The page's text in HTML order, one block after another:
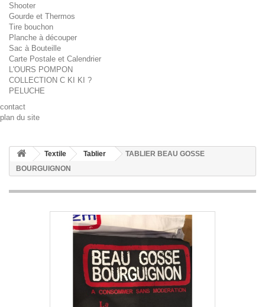
Shooter
Gourde et Thermos
Tire bouchon
Planche à découper
Sac à Bouteille
Carte Postale et Calendrier
L'OURS POMPON
COLLECTION C KI KI ?
PELUCHE
contact
plan du site
Textile Tablier
TABLIER BEAU GOSSE
BOURGUIGNON